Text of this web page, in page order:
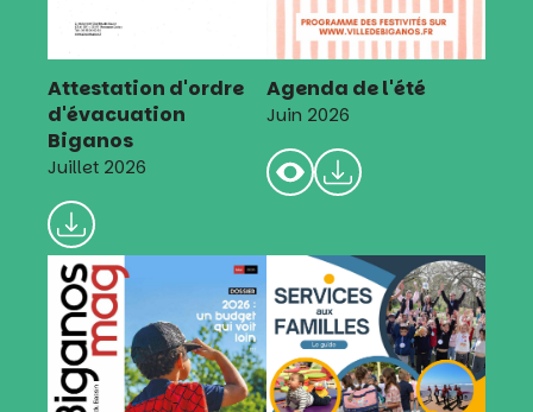
Attestation d'ordre
d'évacuation
Biganos
Juillet 2026
Agenda de l'été
Juin 2026